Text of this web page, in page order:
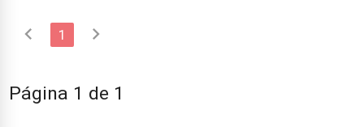
chevron_left 1 chevron_right
Página 1 de 1